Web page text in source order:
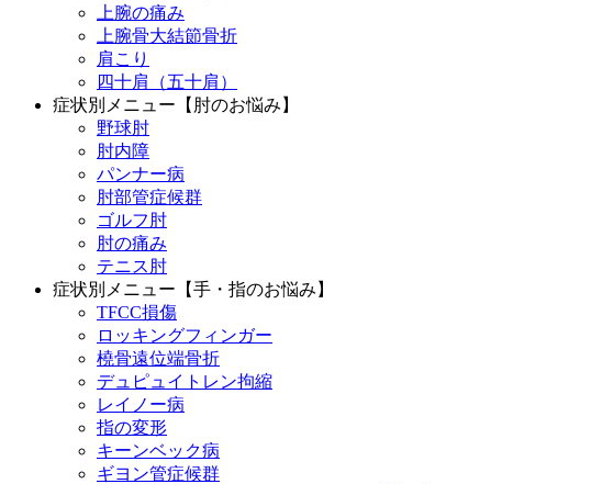
上腕の痛み
上腕骨大結節骨折
肩こり
四十肩（五十肩）
症状別メニュー【肘のお悩み】
野球肘
肘内障
パンナー病
肘部管症候群
ゴルフ肘
肘の痛み
テニス肘
症状別メニュー【手・指のお悩み】
TFCC損傷
ロッキングフィンガー
橈骨遠位端骨折
デュピュイトレン拘縮
レイノー病
指の変形
キーンベック病
ギヨン管症候群